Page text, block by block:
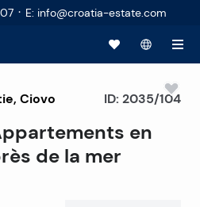
· E: info@croatia-estate.com
, Ciovo
en
de la mer
ID: 2035/104